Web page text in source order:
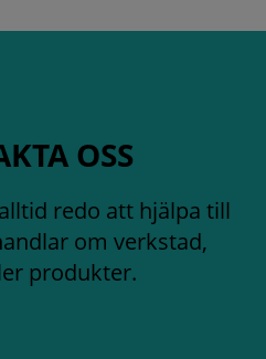
OSS
redo att hjälpa till
om verkstad,
produkter.